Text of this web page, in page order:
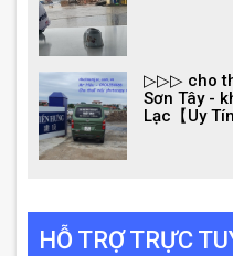
▷▷▷ cho
Sơn Tây -
Lạc【Uy
HỖ TRỢ TRỰC